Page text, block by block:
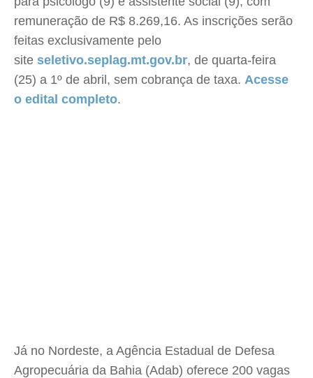
remuneração de R$ 8.269,16. As inscrições serão
feitas exclusivamente pelo
site seletivo.seplag.mt.gov.br, de quarta-feira
(25) a 1º de abril, sem cobrança de taxa. Acesse
o edital completo.
Já no Nordeste, a Agência Estadual de Defesa
Agropecuária da Bahia (Adab) oferece 200 vagas